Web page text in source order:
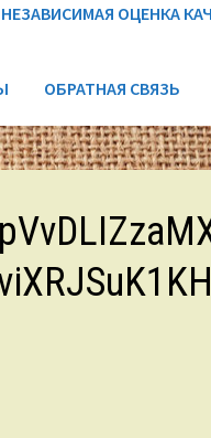
НЕЗАВИСИМАЯ ОЦЕНКА
ОБРАТНАЯ СВЯЗЬ